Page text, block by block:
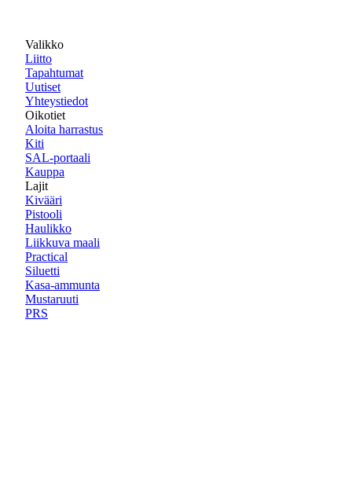
Valikko
Liitto
Tapahtumat
Uutiset
Yhteystiedot
Oikotiet
Aloita harrastus
Kiti
SAL-portaali
Kauppa
Lajit
Kivääri
Pistooli
Haulikko
Liikkuva maali
Practical
Siluetti
Kasa-ammunta
Mustaruuti
PRS